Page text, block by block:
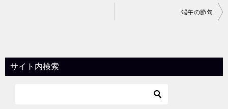
ビ
ゲ
端午の節句
サイト内検索